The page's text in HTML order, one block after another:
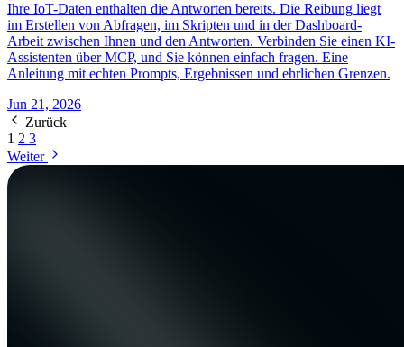
Ihre IoT-Daten enthalten die Antworten bereits. Die Reibung liegt
im Erstellen von Abfragen, im Skripten und in der Dashboard-
Arbeit zwischen Ihnen und den Antworten. Verbinden Sie einen KI-
Assistenten über MCP, und Sie können einfach fragen. Eine
Anleitung mit echten Prompts, Ergebnissen und ehrlichen Grenzen.
Jun 21, 2026
Zurück
1 2 3
Weiter